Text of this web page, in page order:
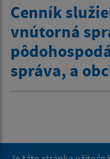
Cenník
vnútorná
správa, a